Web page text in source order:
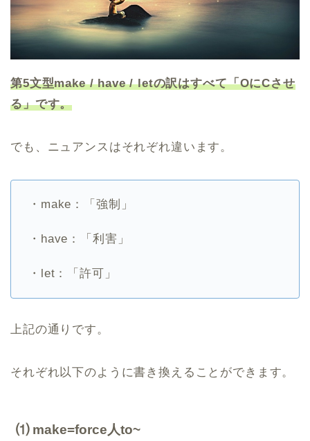
第5文型make / have / letの訳はすべて「OにCさせ
る」です。
でも、ニュアンスはそれぞれ違います。
・make：「強制」
・have：「利害」
・let：「許可」
上記の通りです。
それぞれ以下のように書き換えることができます。
⑴ make=force人to~